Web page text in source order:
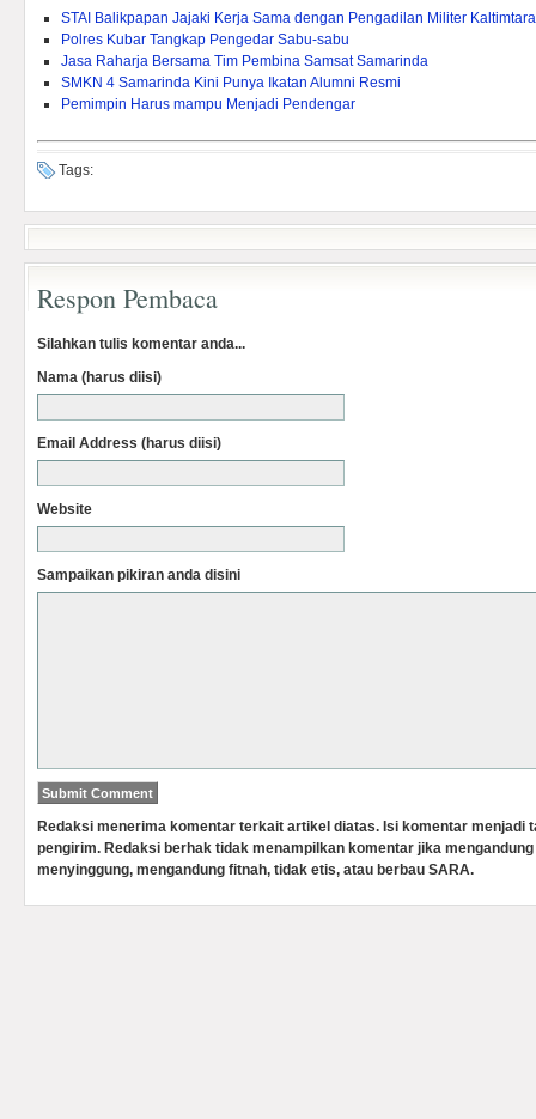
STAI Balikpapan Jajaki Kerja Sama dengan Pengadilan Militer Kaltimtara
Polres Kubar Tangkap Pengedar Sabu-sabu
Jasa Raharja Bersama Tim Pembina Samsat Samarinda
SMKN 4 Samarinda Kini Punya Ikatan Alumni Resmi
Pemimpin Harus mampu Menjadi Pendengar
Tags:
Respon Pembaca
Silahkan tulis komentar anda...
Nama (harus diisi)
Email Address (harus diisi)
Website
Sampaikan pikiran anda disini
Redaksi menerima komentar terkait artikel diatas. Isi komentar menjadi
pengirim. Redaksi berhak tidak menampilkan komentar jika
menyinggung, mengandung fitnah, tidak etis, atau berbau SARA.